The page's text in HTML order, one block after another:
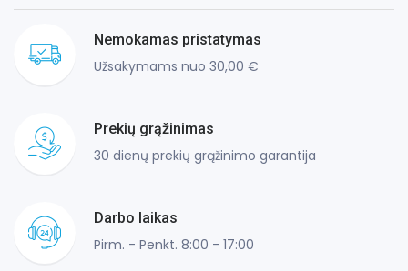
Nemokamas pristatymas
Užsakymams nuo 30,00 €
Prekių grąžinimas
30 dienų prekių grąžinimo garantija
Darbo laikas
Pirm. - Penkt. 8:00 - 17:00